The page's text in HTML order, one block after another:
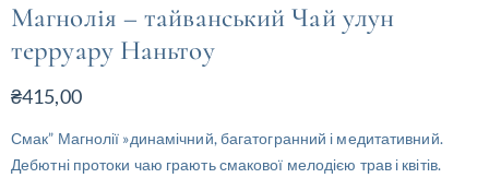
Магнолія – тайванський Чай улун
терруару Наньтоу
₴415,00
Смак” Магнолії »динамічний, багатогранний і медитативний.
Дебютні протоки чаю грають смакової мелодією трав і квітів.